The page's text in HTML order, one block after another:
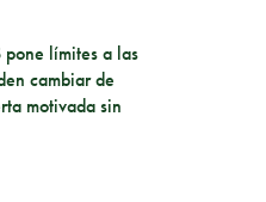
pone límites a las
cambiar de
motivada sin